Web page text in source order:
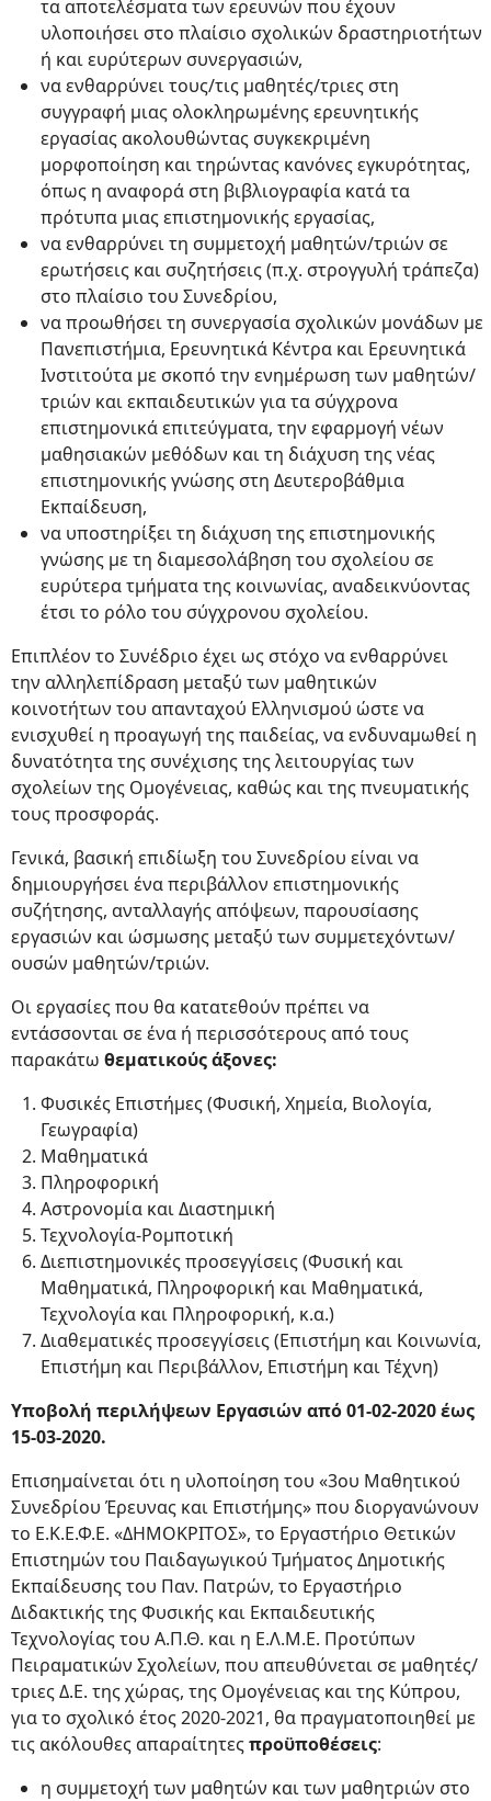
τα αποτελέσματα των ερευνών που έχουν
υλοποιήσει στο πλαίσιο σχολικών δραστηριοτήτων
ή και ευρύτερων συνεργασιών,
να ενθαρρύνει τους/τις μαθητές/τριες στη
συγγραφή μιας ολοκληρωμένης ερευνητικής
εργασίας ακολουθώντας συγκεκριμένη
μορφοποίηση και τηρώντας κανόνες εγκυρότητας,
όπως η αναφορά στη βιβλιογραφία κατά τα
πρότυπα μιας επιστημονικής εργασίας,
να ενθαρρύνει τη συμμετοχή μαθητών/τριών σε
ερωτήσεις και συζητήσεις (π.χ. στρογγυλή τράπεζα)
στο πλαίσιο του Συνεδρίου,
να προωθήσει τη συνεργασία σχολικών μονάδων με
Πανεπιστήμια, Ερευνητικά Κέντρα και Ερευνητικά
Ινστιτούτα με σκοπό την ενημέρωση των μαθητών/
τριών και εκπαιδευτικών για τα σύγχρονα
επιστημονικά επιτεύγματα, την εφαρμογή νέων
μαθησιακών μεθόδων και τη διάχυση της νέας
επιστημονικής γνώσης στη Δευτεροβάθμια
Εκπαίδευση,
να υποστηρίξει τη διάχυση της επιστημονικής
γνώσης με τη διαμεσολάβηση του σχολείου σε
ευρύτερα τμήματα της κοινωνίας, αναδεικνύοντας
έτσι το ρόλο του σύγχρονου σχολείου.
Επιπλέον το Συνέδριο έχει ως στόχο να ενθαρρύνει
την αλληλεπίδραση μεταξύ των μαθητικών
κοινοτήτων του απανταχού Ελληνισμού ώστε να
ενισχυθεί η προαγωγή της παιδείας, να ενδυναμωθεί η
δυνατότητα της συνέχισης της λειτουργίας των
σχολείων της Ομογένειας, καθώς και της πνευματικής
τους προσφοράς.
Γενικά, βασική επιδίωξη του Συνεδρίου είναι να
δημιουργήσει ένα περιβάλλον επιστημονικής
συζήτησης, ανταλλαγής απόψεων, παρουσίασης
εργασιών και ώσμωσης μεταξύ των συμμετεχόντων/
ουσών μαθητών/τριών.
Οι εργασίες που θα κατατεθούν πρέπει να
εντάσσονται σε ένα ή περισσότερους από τους
παρακάτω θεματικούς άξονες:
Φυσικές Επιστήμες (Φυσική, Χημεία, Βιολογία,
Γεωγραφία)
Μαθηματικά
Πληροφορική
Αστρονομία και Διαστημική
Τεχνολογία-Ρομποτική
Διεπιστημονικές προσεγγίσεις (Φυσική και
Μαθηματικά, Πληροφορική και Μαθηματικά,
Τεχνολογία και Πληροφορική, κ.α.)
Διαθεματικές προσεγγίσεις (Επιστήμη και Κοινωνία,
Επιστήμη και Περιβάλλον, Επιστήμη και Τέχνη)
Υποβολή περιλήψεων Εργασιών από 01-02-2020 έως
15-03-2020.
Επισημαίνεται ότι η υλοποίηση του «3ου Μαθητικού
Συνεδρίου Έρευνας και Επιστήμης» που διοργανώνουν
το Ε.Κ.Ε.Φ.Ε. «ΔΗΜΟΚΡΙΤΟΣ», το Εργαστήριο Θετικών
Επιστημών του Παιδαγωγικού Τμήματος Δημοτικής
Εκπαίδευσης του Παν. Πατρών, το Εργαστήριο
Διδακτικής της Φυσικής και Εκπαιδευτικής
Τεχνολογίας του Α.Π.Θ. και η Ε.Λ.Μ.Ε. Προτύπων
Πειραματικών Σχολείων, που απευθύνεται σε μαθητές/
τριες Δ.Ε. της χώρας, της Ομογένειας και της Κύπρου,
για το σχολικό έτος 2020-2021, θα πραγματοποιηθεί με
τις ακόλουθες απαραίτητεςπροϋποθέσεις:
η συμμετοχή των μαθητών και των μαθητριών στο